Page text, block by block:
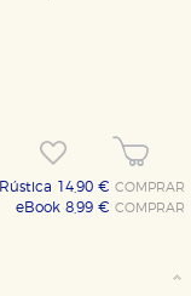
Rústica 14,90 €COMPRAR
eBook 8,99 €COMPRAR